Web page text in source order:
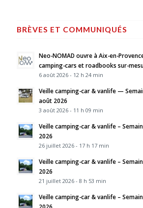
BRÈVES ET COMMUNIQUÉS
Neo-NOMAD ouvre à Aix-en-
camping-cars et roadbooks sur-
6 août 2026 - 12 h 24 min
Veille camping-car & vanlife —
août 2026
3 août 2026 - 11 h 09 min
Veille camping-car & vanlife –
2026
26 juillet 2026 - 17 h 17 min
Veille camping-car & vanlife –
2026
21 juillet 2026 - 8 h 53 min
Veille camping-car & vanlife –